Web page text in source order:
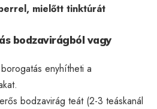
mielőtt tinktúrát
bodzavirágból vagy
enyhítheti a
bodzavirág teát (2-3 teáskanál